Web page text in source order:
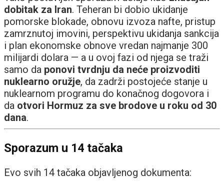
dobitak za Iran. Teheran bi dobio ukidanje
pomorske blokade, obnovu izvoza nafte, pristup
zamrznutoj imovini, perspektivu ukidanja sankcija
i plan ekonomske obnove vredan najmanje 300
milijardi dolara — a u ovoj fazi od njega se traži
samo da ponovi tvrdnju da neće proizvoditi
nuklearno oružje, da zadrži postojeće stanje u
nuklearnom programu do konačnog dogovora i
da otvori Hormuz za sve brodove u roku od 30
dana.
Sporazum u 14 tačaka
Evo svih 14 tačaka objavljenog dokumenta: